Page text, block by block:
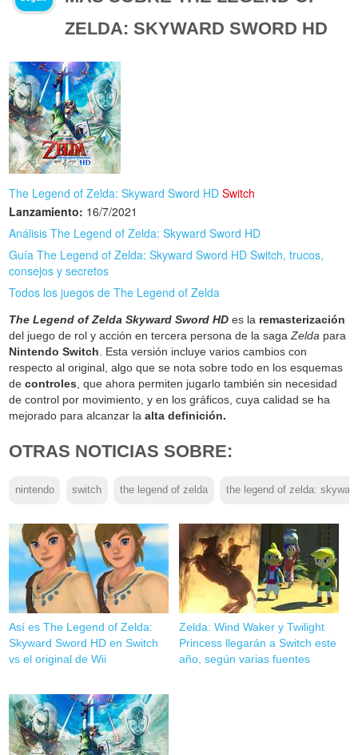
ZELDA: SKYWARD SWORD HD
The Legend of Zelda: Skyward Sword HD Switch
Lanzamiento: 16/7/2021
Análisis The Legend of Zelda: Skyward Sword HD
Guía The Legend of Zelda: Skyward Sword HD Switch, trucos,
consejos y secretos
Todos los juegos de The Legend of Zelda
The Legend of Zelda Skyward Sword HD es la remasterización
del juego de rol y acción en tercera persona de la sagaZelda para
Nintendo Switch. Esta versión incluye varios cambios con
respecto al original, algo que se nota sobre todo en los esquemas
decontroles, que ahora permiten jugarlo también sin necesidad
de control por movimiento, y en los gráficos, cuya calidad se ha
mejorado para alcanzar la alta definición.
OTRAS NOTICIAS SOBRE:
nintendo switch the legend of zelda the legend of zelda:
Así es The Legend of Zelda:
Skyward Sword HD en Switch
vs el original de Wii
Zelda: Wind Waker y Twilight
Princess llegarán a Switch este
año, según varias fuentes